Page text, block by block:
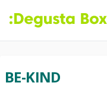
BE-KIND